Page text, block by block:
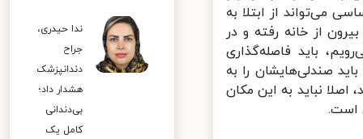
می‌تواند از ابتلا به
از خانه رفته و در
باید فاصله‌گذاری
صندلی‌هایشان را به
نباید به این مکان
ندا حیدری،
جراح
دندانپزشک
هشدار داد؛
بی‌دندانی
کامل یک